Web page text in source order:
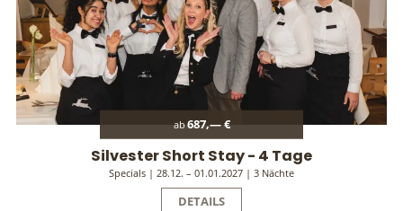
ab687,— €
Silvester Short Stay - 4 Tage
Specials | 28.12. – 01.01.2027 | 3 Nächte
DETAILS